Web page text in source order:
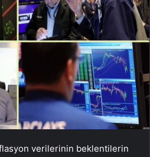
verilerinin beklentilerin